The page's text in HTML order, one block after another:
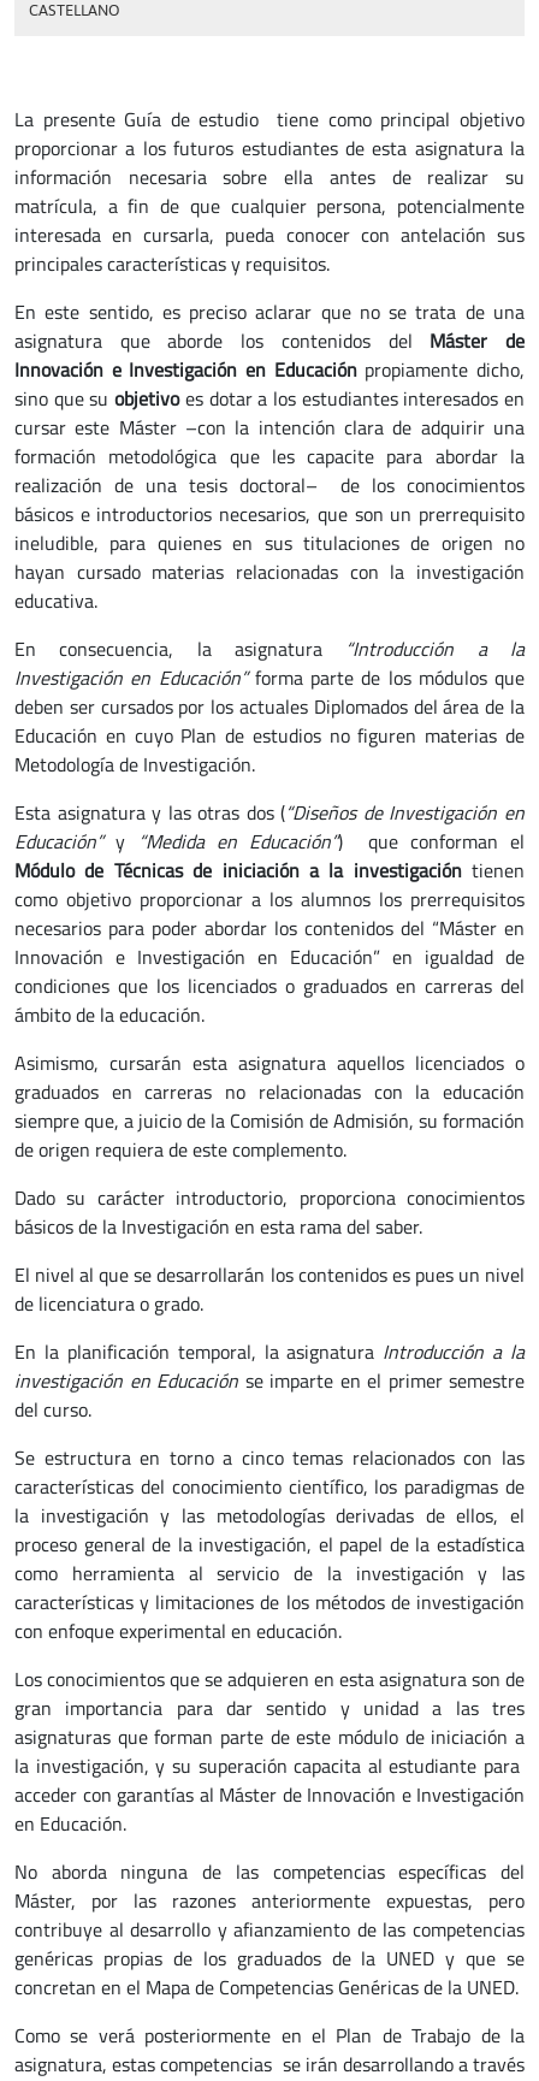
CASTELLANO
La presente Guía de estudio tiene como principal objetivo
proporcionar a los futuros estudiantes de esta asignatura la
información necesaria sobre ella antes de realizar su
matrícula, a fin de que cualquier persona, potencialmente
interesada en cursarla, pueda conocer con antelación sus
principales características y requisitos.
En este sentido, es preciso aclarar que no se trata de una
asignatura que aborde los contenidos del Máster de
Innovación e Investigación en Educación propiamente dicho,
sino que suobjetivoes dotar a los estudiantes interesados en
cursar este Máster –con la intención clara de adquirir una
formación metodológica que les capacite para abordar la
realización de una tesis doctoral– de los conocimientos
básicos e introductorios necesarios, que son un prerrequisito
ineludible, para quienes en sus titulaciones de origen no
hayan cursado materias relacionadas con la investigación
educativa.
En consecuencia, la asignatura
“Introducción a la
Investigación en Educación”forma parte de los módulos que
deben ser cursados por los actuales Diplomados del área de la
Educación en cuyo Plan de estudios no figuren materias de
Metodología de Investigación.
Esta asignatura y las otras dos (“Diseños de Investigación en
Educación”y “Medida en Educación”) que conforman el
Módulo de Técnicas de iniciación a la investigacióntienen
como objetivo proporcionar a los alumnos los prerrequisitos
necesarios para poder abordar los contenidos del “Máster en
Innovación e Investigación en Educación” en igualdad de
condiciones que los licenciados o graduados en carreras del
ámbito de la educación.
Asimismo, cursarán esta asignatura aquellos licenciados o
graduados en carreras no relacionadas con la educación
siempre que, a juicio de la Comisión de Admisión, su formación
de origen requiera de este complemento.
Dado su carácter introductorio, proporciona conocimientos
básicos de la Investigación en esta rama del saber.
El nivel al que se desarrollarán los contenidos es pues un nivel
de licenciatura o grado.
En la planificación temporal, la asignatura Introducción a la
investigación en Educación se imparte en el primer semestre
del curso.
Se estructura en torno a cinco temas relacionados con las
características del conocimiento científico, los paradigmas de
la investigación y las metodologías derivadas de ellos, el
proceso general de la investigación, el papel de la estadística
como herramienta al servicio de la investigación y las
características y limitaciones de los métodos de investigación
con enfoque experimental en educación.
Los conocimientos que se adquieren en esta asignatura son de
gran importancia para dar sentido y unidad a las tres
asignaturas que forman parte de este módulo de iniciación a
la investigación, y su superación capacita al estudiante para
acceder con garantías al Máster de Innovación e Investigación
en Educación.
No aborda ninguna de las competencias específicas del
Máster, por las razones anteriormente expuestas, pero
contribuye al desarrollo y afianzamiento de las competencias
genéricas propias de los graduados de la UNED y que se
concretan en el Mapa de Competencias Genéricas de la UNED.
Como se verá posteriormente en el Plan de Trabajo de la
asignatura, estas competencias se irán desarrollando a través